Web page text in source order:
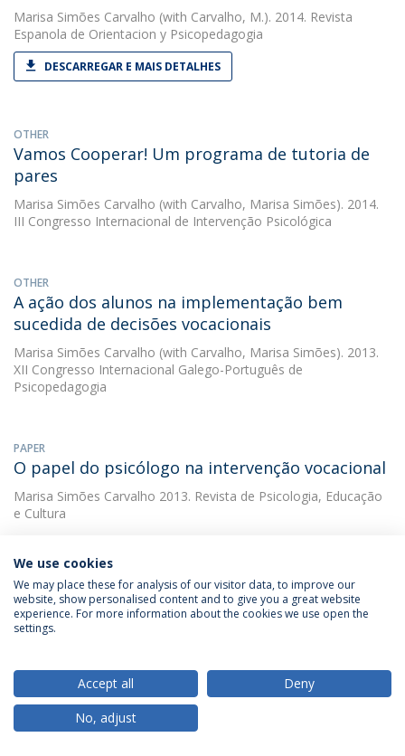
Marisa Simões Carvalho (with Carvalho, M.). 2014. Revista
Espanola de Orientacion y Psicopedagogia
DESCARREGAR E MAIS DETALHES
OTHER
Vamos Cooperar! Um programa de tutoria de
pares
Marisa Simões Carvalho (with Carvalho, Marisa Simões). 2014.
III Congresso Internacional de Intervenção Psicológica
OTHER
A ação dos alunos na implementação bem
sucedida de decisões vocacionais
Marisa Simões Carvalho (with Carvalho, Marisa Simões). 2013.
XII Congresso Internacional Galego-Português de
Psicopedagogia
PAPER
O papel do psicólogo na intervenção vocacional
Marisa Simões Carvalho 2013. Revista de Psicologia, Educação
e Cultura
A implementação de decisões vocacionais:
Revisão da literatura
DESCARREGAR E MAIS DETALHES
We use cookies
We may place these for analysis of our visitor data, to improve our
website, show personalised content and to give you a great website
experience. For more information about the cookies we use open the
settings.
Accept all
Deny
No, adjust